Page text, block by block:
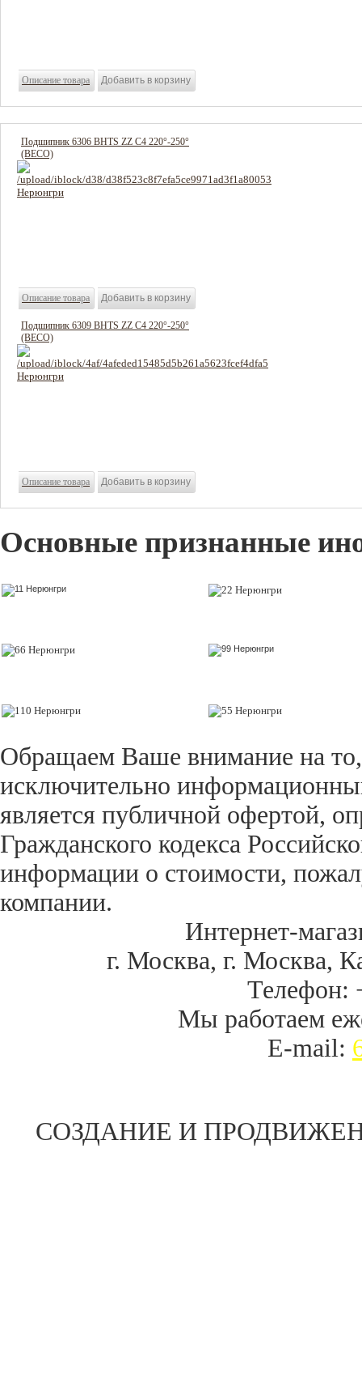
Описание товара
Подшипник 6306 BHTS ZZ C4 220°-250°
(BECO)
Описание товара
Подшипник 6309 BHTS ZZ C4 220°-250°
(BECO)
Описание товара
Основные признанные
Обращаем Ваше внимание на
исключительно
является публичной офертой,
Гражданского кодекса
информации о стоимости,
компании.
Интернет-
г. Москва,г. Москва,
Телефон:
Мы работаем
E-mail:
СОЗДАНИЕ И